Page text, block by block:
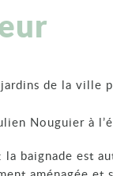
de la ville
Nouguier à
baignade est